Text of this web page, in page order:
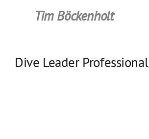
Tim Böckenholt
Dive Leader Professional